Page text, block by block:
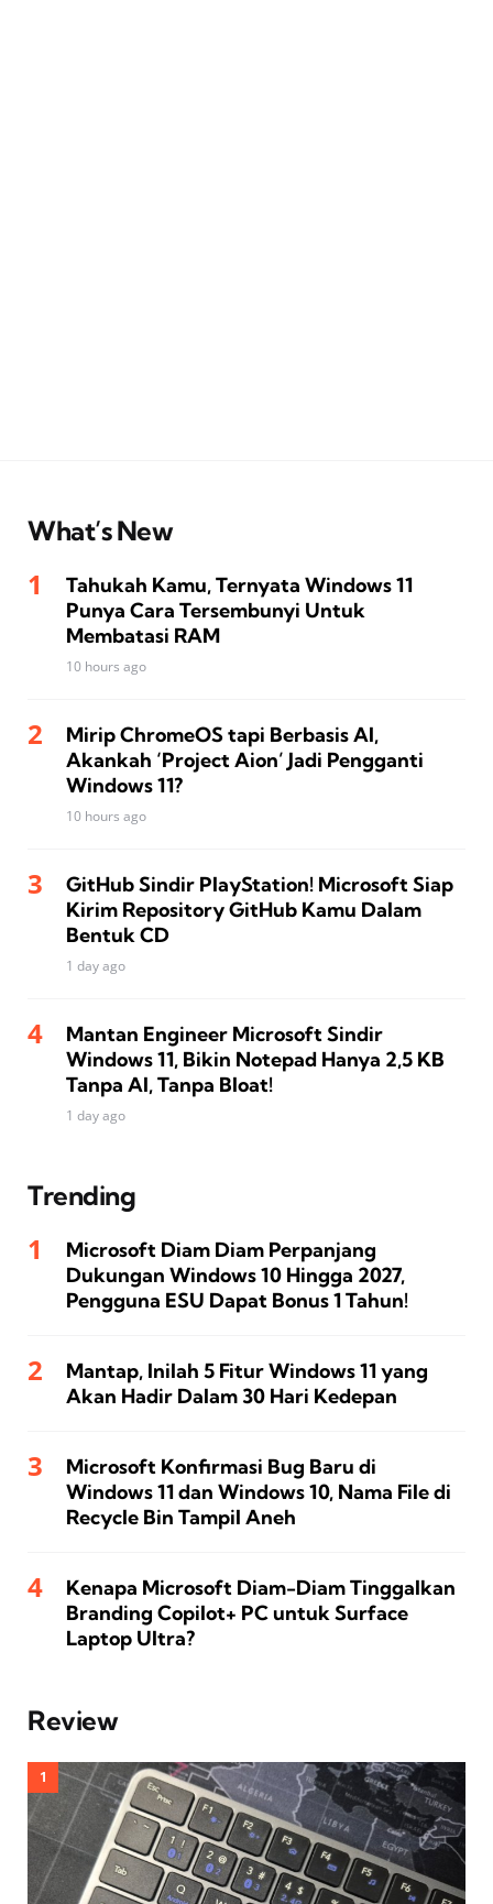
What’s New
Tahukah Kamu, Ternyata Windows 11
Punya Cara Tersembunyi Untuk
Membatasi RAM
10 hours ago
Mirip ChromeOS tapi Berbasis AI,
Akankah ‘Project Aion’ Jadi Pengganti
Windows 11?
10 hours ago
GitHub Sindir PlayStation! Microsoft Siap
Kirim Repository GitHub Kamu Dalam
Bentuk CD
1 day ago
Mantan Engineer Microsoft Sindir
Windows 11, Bikin Notepad Hanya 2,5 KB
Tanpa AI, Tanpa Bloat!
1 day ago
Trending
Microsoft Diam Diam Perpanjang
Dukungan Windows 10 Hingga 2027,
Pengguna ESU Dapat Bonus 1 Tahun!
Mantap, Inilah 5 Fitur Windows 11 yang
Akan Hadir Dalam 30 Hari Kedepan
Microsoft Konfirmasi Bug Baru di
Windows 11 dan Windows 10, Nama File di
Recycle Bin Tampil Aneh
Kenapa Microsoft Diam-Diam Tinggalkan
Branding Copilot+ PC untuk Surface
Laptop Ultra?
Review